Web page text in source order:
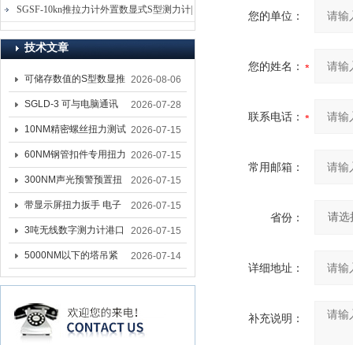
计-数字拉压力双向测力仪
SGSF-10kn推拉力计外置数显式S型测力计|
手持连线式拉压力计
技术文章
可储存数值的S型数显推
拉力计 SGSF-100外置
式测力计
2026-08-06
SGLD-3 可与电脑通讯
的无线测力计 0.03-3T化
工行业用遥控式推拉力
计
2026-07-28
10NM精密螺丝扭力测试
专用扭矩扳手,产线质检
螺丝扭力专用扳手厂家
2026-07-15
60NM钢管扣件专用扭力
扳手 脚手架扭力检测扳
手 工地扣件扭矩扳手品
牌
2026-07-15
300NM声光预警预置扭
力扳手 工业紧固专用数
显扭力工具厂家
2026-07-15
带显示屏扭力扳手 电子
数显扭力扳手 20NM精
准可调力矩扳手品牌
2026-07-15
3吨无线数字测力计港口
吊装专用
2026-07-15
5000NM以下的塔吊紧
固大扭力电动扳手 塔机
安装电动扳手厂家
2026-07-14
您的单位：
您的姓名：
联系电话：
常用邮箱：
省份：
详细地址：
补充说明：